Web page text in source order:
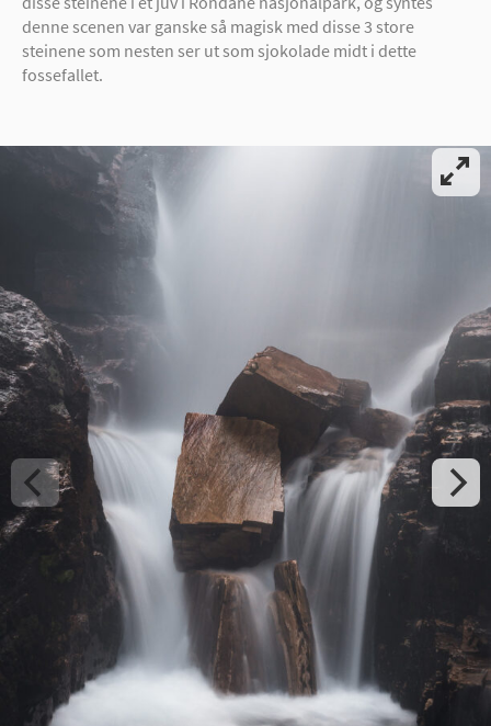
denne scenen var ganske så magisk med disse 3 store
steinene som nesten ser ut som sjokolade midt i dette
fossefallet.